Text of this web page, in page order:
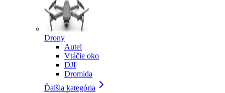
Drony
Autel
Vtáčie oko
DJI
Dromida
Ďalšia kategória